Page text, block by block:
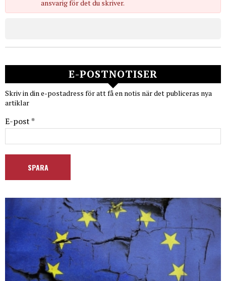
ansvarig för det du skriver.
E-POSTNOTISER
Skriv in din e-postadress för att få en notis när det publiceras nya
artiklar
E-post *